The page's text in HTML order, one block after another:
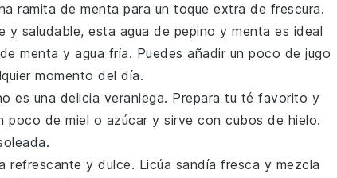
ramita de menta para un toque extra de frescura.
y saludable, esta agua de pepino y menta es ideal
menta y agua fría. Puedes añadir un poco de jugo
momento del día.
es una delicia veraniega. Prepara tu té favorito y
poco de miel o azúcar y sirve con cubos de hielo.
refrescante y dulce. Licúa sandía fresca y mezcla